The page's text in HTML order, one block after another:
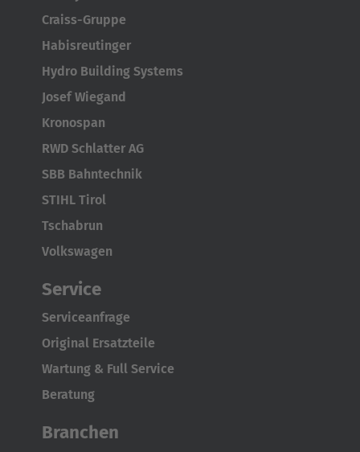
Brasil
Português
United States
English
ASIA/PACIFIC
Japanese
Türkiye
Türkçe
Craiss-Gruppe
Habisreutinger
Hydro Building Systems
Josef Wiegand
Kronospan
RWD Schlatter AG
SBB Bahntechnik
STIHL Tirol
Tschabrun
Volkswagen
Service
Serviceanfrage
Original Ersatzteile
Wartung & Full Service
Beratung
Branchen